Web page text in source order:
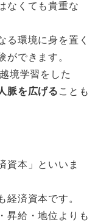
なくても貴重な
る環境に身を置く
ができます。
境学習をした
脈を広げる ことも
資本」といいま
経済資本です。
昇給・地位よりも